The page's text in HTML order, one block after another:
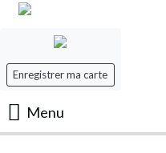
Enregistrer ma carte
Menu